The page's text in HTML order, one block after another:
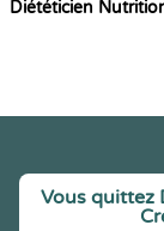
Diététicien
Vous quittez